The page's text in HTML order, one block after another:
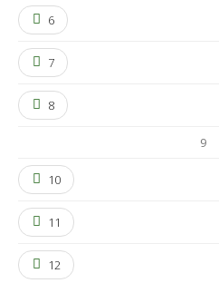
6
7
8
9
10
11
12